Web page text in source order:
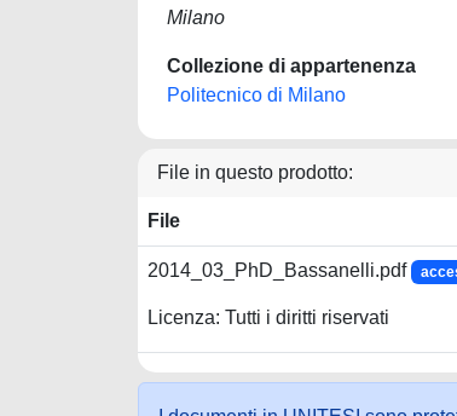
Milano
Collezione di appartenenza
Politecnico di Milano
File in questo prodotto:
File
2014_03_PhD_Bassanelli.pdf
Licenza: Tutti i diritti riservati